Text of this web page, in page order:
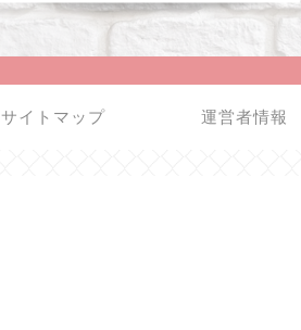
サイトマップ 運営者情報